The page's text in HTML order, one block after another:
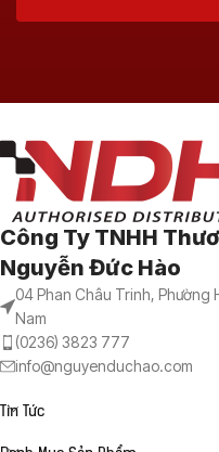
Công Ty TNHH
Nguyễn Đức Hào
04 Phan Châu Trinh, Phường
Nam
(0236) 3823 777
info@nguyenduchao.com
Tin Tức